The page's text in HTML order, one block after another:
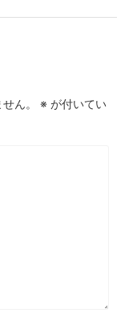
ん。 ※ が付いてい